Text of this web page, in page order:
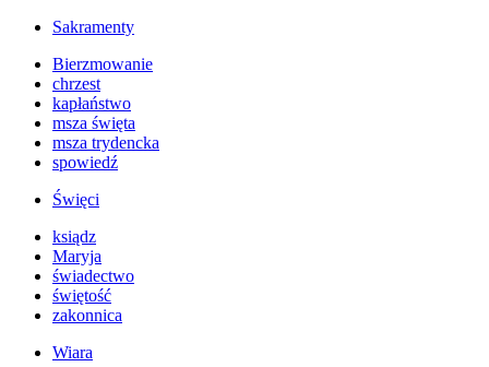
Sakramenty
Bierzmowanie
chrzest
kapłaństwo
msza święta
msza trydencka
spowiedź
Święci
ksiądz
Maryja
świadectwo
świętość
zakonnica
Wiara